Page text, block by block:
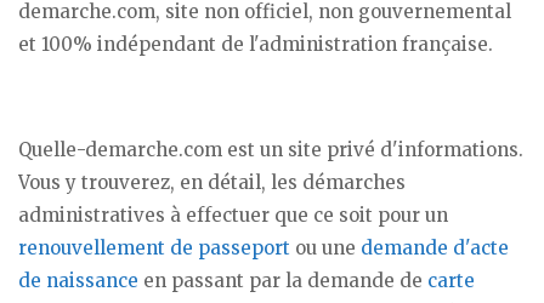
demarche.com, site non officiel, non gouvernemental
et 100% indépendant de l'administration française.
Quelle-demarche.com est un site privé d'informations.
Vous y trouverez, en détail, les démarches
administratives à effectuer que ce soit pour un
renouvellement de passeport ou une demande d'acte
de naissance en passant par la demande de carte